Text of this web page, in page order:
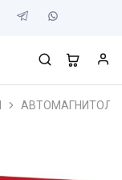
АВТОМАГНИТОЛЫ